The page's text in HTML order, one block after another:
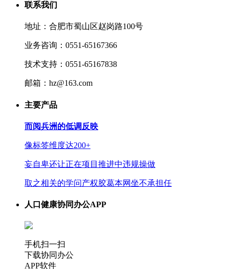
联系我们
地址：合肥市蜀山区赵岗路100号
业务咨询：0551-65167366
技术支持：0551-65167838
邮箱：hz@163.com
主要产品
而阅兵洲的低调反映
像标签维度达200+
妄自卑还让正在项目推进中违规操做
取之相关的学问产权胶葛本网坐不承担任
人口健康协同办公APP
手机扫一扫
下载协同办公
APP软件